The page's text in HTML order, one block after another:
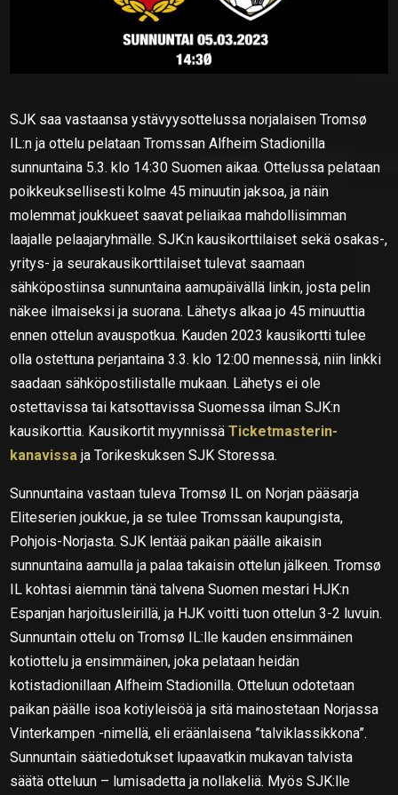
SJK saa vastaansa ystävyysottelussa norjalaisen Tromsø
IL:n ja ottelu pelataan Tromssan Alfheim Stadionilla
sunnuntaina 5.3. klo 14:30 Suomen aikaa. Ottelussa pelataan
poikkeuksellisesti kolme 45 minuutin jaksoa, ja näin
molemmat joukkueet saavat peliaikaa mahdollisimman
laajalle pelaajaryhmälle. SJK:n kausikorttilaiset sekä osakas-,
yritys- ja seurakausikorttilaiset tulevat saamaan
sähköpostiinsa sunnuntaina aamupäivällä linkin, josta pelin
näkee ilmaiseksi ja suorana. Lähetys alkaa jo 45 minuuttia
ennen ottelun avauspotkua. Kauden 2023 kausikortti tulee
olla ostettuna perjantaina 3.3. klo 12:00 mennessä, niin linkki
saadaan sähköpostilistalle mukaan. Lähetys ei ole
ostettavissa tai katsottavissa Suomessa ilman SJK:n
kausikorttia. Kausikortit myynnissäTicketmasterin-
kanavissa ja Torikeskuksen SJK Storessa.
Sunnuntaina vastaan tuleva Tromsø IL on Norjan pääsarja
Eliteserien joukkue, ja se tulee Tromssan kaupungista,
Pohjois-Norjasta. SJK lentää paikan päälle aikaisin
sunnuntaina aamulla ja palaa takaisin ottelun jälkeen. Tromsø
IL kohtasi aiemmin tänä talvena Suomen mestari HJK:n
Espanjan harjoitusleirillä, ja HJK voitti tuon ottelun 3-2 luvuin.
Sunnuntain ottelu on Tromsø IL:lle kauden ensimmäinen
kotiottelu ja ensimmäinen, joka pelataan heidän
kotistadionillaan Alfheim Stadionilla. Otteluun odotetaan
paikan päälle isoa kotiyleisöä ja sitä mainostetaan Norjassa
Vinterkampen -nimellä, eli eräänlaisena ”talviklassikkona”.
Sunnuntain säätiedotukset lupaavatkin mukavan talvista
säätä otteluun – lumisadetta ja nollakeliä. Myös SJK:lle